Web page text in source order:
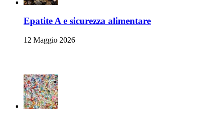
Epatite A e sicurezza alimentare
12 Maggio 2026